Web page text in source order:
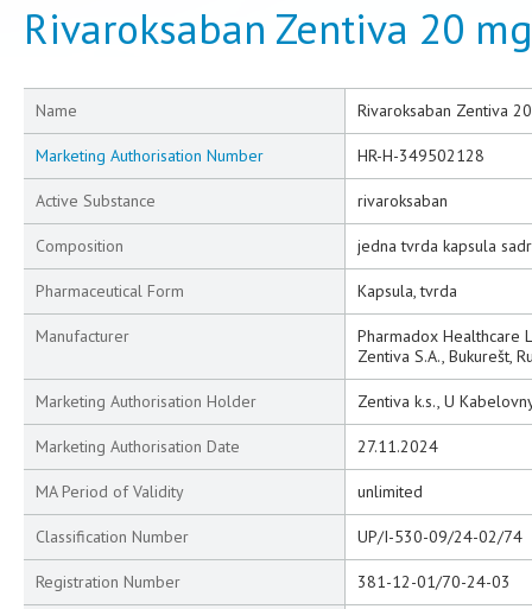
Rivaroksaban Zentiva 20
Name Rivaroksaban Zentiva
Marketing Authorisation Number HR-H-349502128
Active Substance rivaroksaban
Composition jedna tvrda kapsula
Pharmaceutical Form Kapsula, tvrda
Manufacturer
Pharmadox Healthcare
Zentiva S.A., Bukurešt,
Marketing Authorisation Holder Zentiva k.s., U
Marketing Authorisation Date 27.11.2024
MA Period of Validity unlimited
Classification Number UP/I-530-09/24-02/74
Registration Number 381-12-01/70-24-03